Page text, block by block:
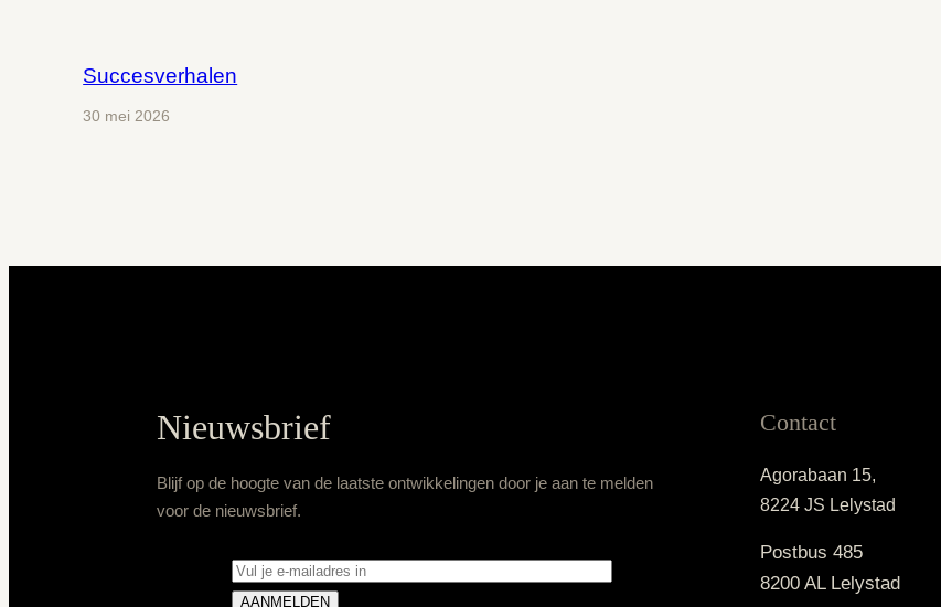
Succesverhalen
30 mei 2026
Nieuwsbrief
Blijf op de hoogte van de laatste ontwikkelingen door je aan te melden
voor de nieuwsbrief.
Contact
Agorabaan 15,
8224 JS Lelystad
Postbus 485
8200 AL Lelystad